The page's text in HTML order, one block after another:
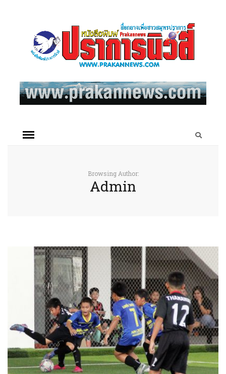
Browsing Author:
Admin